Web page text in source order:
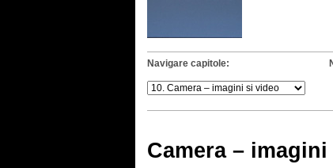
Navigare capitole:
Camera –